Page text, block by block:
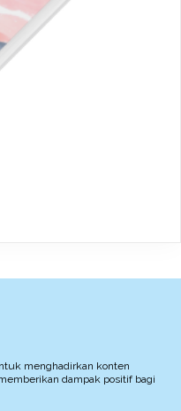
menghadirkan konten
dampak positif bagi